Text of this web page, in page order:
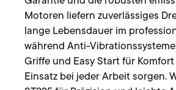
Motoren liefern zuverlässiges
lange Lebensdauer im
während Anti-
Griffe und Easy Start für
Einsatz bei jeder Arbeit sorgen.